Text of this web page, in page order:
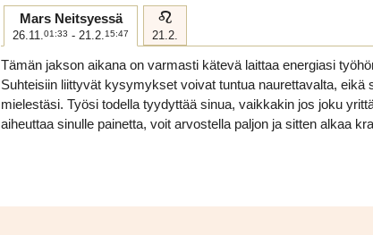
Mars Neitsyessä
26.11. 01:33 - 21.2. 15:47
e
21.2.
Tämän jakson aikana on varmasti kätevä laittaa energiasi
Suhteisiin liittyvät kysymykset voivat tuntua naurettavalta, eikä
mielestäsi. Työsi todella tyydyttää sinua, vaikkakin jos joku
aiheuttaa sinulle painetta, voit arvostella paljon ja sitten alkaa